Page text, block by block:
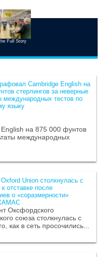
Full Story
Cambridge English на
стерлингов за неверные
международных тестов по
языку
на 875 000 фунтов
международных
Union столкнулась с
отставке после
о «соразмерности»
Оксфордского
союза столкнулась с
как в сеть просочились...